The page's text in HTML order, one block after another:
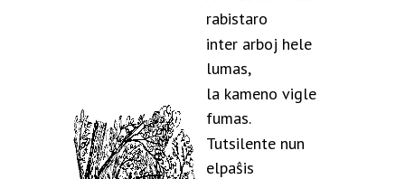
rabistaro
inter arboj hele
lumas,
la kameno vigle
fumas.
Tutsilente nun
elpaŝis